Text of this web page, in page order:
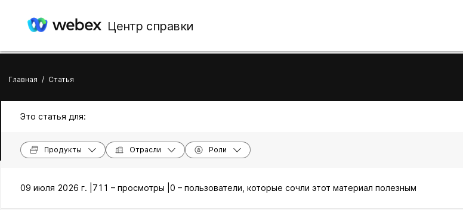
Центр справки
Главная / Статья
Это статья для:
Продукты Отрасли Роли
09 июля 2026 г. | 711 – просмотры | 0 – пользователи, которые сочли этот материал полезным